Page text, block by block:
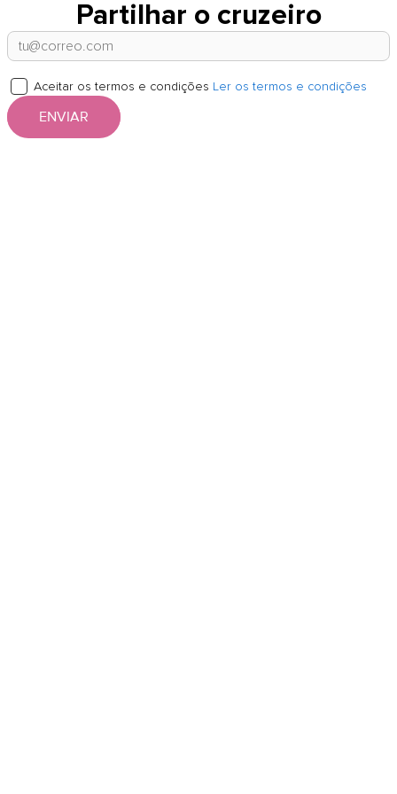
Partilhar o cruzeiro
Aceitar os termos e condições Ler os termos e condições
ENVIAR